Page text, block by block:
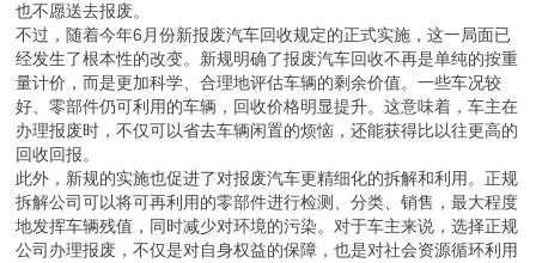
也不愿送去报废。
不过，随着今年6月份新报废汽车回收规定的正式实施，这一局面已
经发生了根本性的改变。新规明确了报废汽车回收不再是单纯的按重
量计价，而是更加科学、合理地评估车辆的剩余价值。一些车况较
好、零部件仍可利用的车辆，回收价格明显提升。这意味着，车主在
办理报废时，不仅可以省去车辆闲置的烦恼，还能获得比以往更高的
回收回报。
此外，新规的实施也促进了对报废汽车更精细化的拆解和利用。正规
拆解公司可以将可再利用的零部件进行检测、分类、销售，最大程度
地发挥车辆残值，同时减少对环境的污染。对于车主来说，选择正规
公司办理报废，不仅是对自身权益的保障，也是对社会资源循环利用